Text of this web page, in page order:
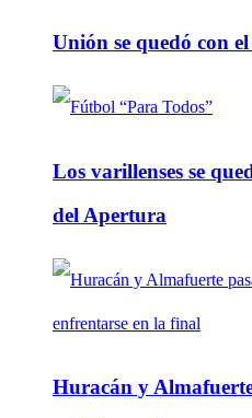
Unión se quedó con
Los varillenses se
del Apertura
Huracán y